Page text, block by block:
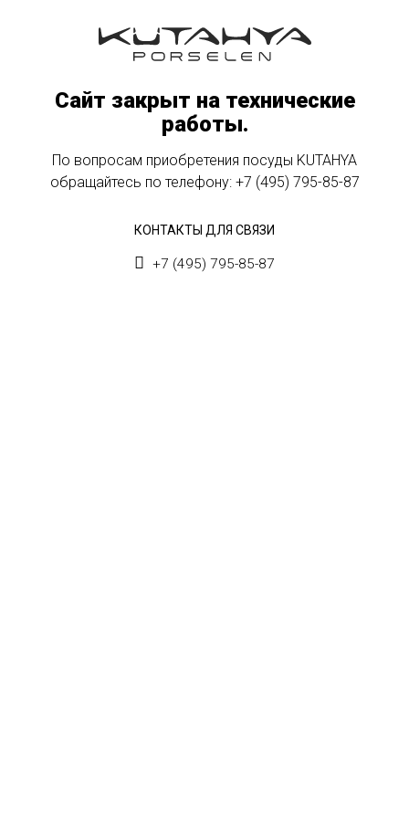
Сайт закрыт на технические
работы.
По вопросам приобретения посуды KUTAHYA
обращайтесь по телефону: +7 (495) 795-85-87
КОНТАКТЫ ДЛЯ СВЯЗИ
+7 (495) 795-85-87